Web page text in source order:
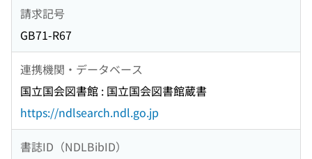
請求記号
GB71-R67
連携機関・データベース
国立国会図書館 : 国立国会図書館蔵書
https://ndlsearch.ndl.go.jp
書誌ID（NDLBibID）